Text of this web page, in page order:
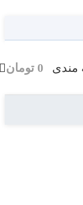
مندی 0 تومان